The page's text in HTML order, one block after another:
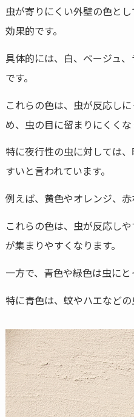
虫が寄りにくい外壁の色と
効果的です。
具体的には、白、ベージュ
です。
これらの色は、虫が反応し
め、虫の目に留まりにくくな
特に夜行性の虫に対しては
すいと言われています。
例えば、黄色やオレンジ、赤
これらの色は、虫が反応し
が集まりやすくなります。
一方で、青色や緑色は虫にと
特に青色は、蚊やハエなどの